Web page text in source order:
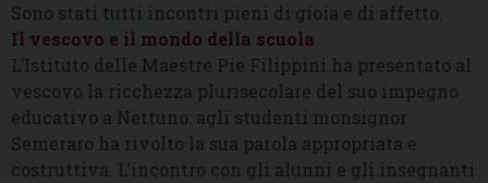
Sono stati tutti incontri pieni di gioia e di affetto.
Il vescovo e il mondo della scuola
L’Istituto delle Maestre Pie Filippini ha presentato al
vescovo la ricchezza plurisecolare del suo impegno
educativo a Nettuno: agli studenti monsignor
Semeraro ha rivolto la sua parola appropriata e
costruttiva. L’incontro con gli alunni e gli insegnanti